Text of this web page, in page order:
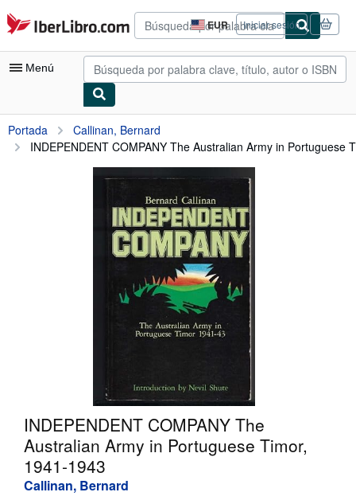
Pasar al contenido principal
IberLibro.com EUR
Preferencias
de
compra
del
Iniciar sesión
Menú
Mi cuenta
Consultar mis pedidos
Búsqueda avanzada
Portada
Callinan, Bernard
INDEPENDENT COMPANY The Australian Army in Portuguese
INDEPENDENT COMPANY The
Australian Army in Portuguese Timor,
1941-1943
Callinan, Bernard